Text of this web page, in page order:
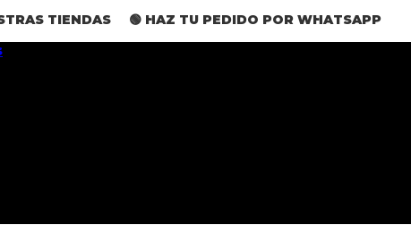
TIENDAS 🟢 HAZ TU PEDIDO POR WHATSAPP